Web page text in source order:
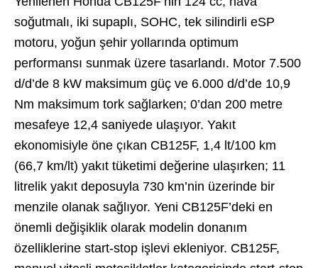
soğutmalı, iki supaplı, SOHC, tek silindirli eSP
motoru, yoğun şehir yollarında optimum
performansı sunmak üzere tasarlandı. Motor 7.500
d/d’de 8 kW maksimum güç ve 6.000 d/d’de 10,9
Nm maksimum tork sağlarken; 0’dan 200 metre
mesafeye 12,4 saniyede ulaşıyor. Yakıt
ekonomisiyle öne çıkan CB125F, 1,4 lt/100 km
(66,7 km/lt) yakıt tüketimi değerine ulaşırken; 11
litrelik yakıt deposuyla 730 km’nin üzerinde bir
menzile olanak sağlıyor. Yeni CB125F’deki en
önemli değişiklik olarak modelin donanım
özelliklerine start-stop işlevi ekleniyor. CB125F,